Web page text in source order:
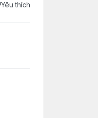
Yêu thích